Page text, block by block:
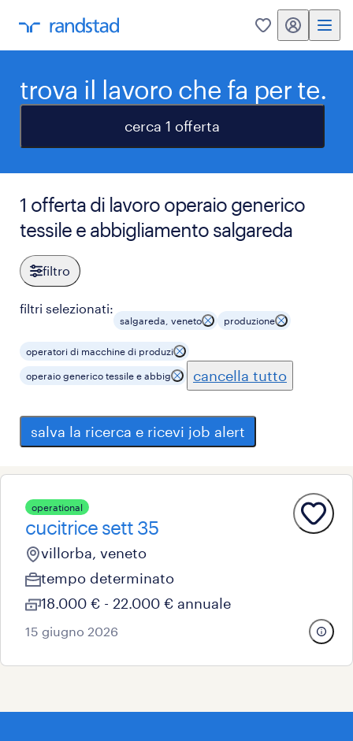
0 my randstad
trova il lavoro che fa per te.
cerca 1 offerta
1 offerta di lavoro operaio generico
tessile e abbigliamento salgareda
filtro
filtri selezionati:
salgareda, veneto produzione
operatori di macchine di produzi
operaio generico tessile e abbig cancella tutto
salva la ricerca e ricevi job alert
operational
cucitrice sett 35
villorba, veneto
tempo determinato
18.000 € - 22.000 € annuale
15 giugno 2026